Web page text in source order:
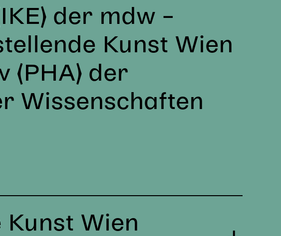
der mdw –
Kunst Wien
(PHA) der
Wissenschaften
Wien